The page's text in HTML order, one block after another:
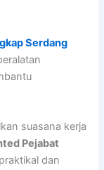
Serdang
suasana kerja
Pejabat
dan